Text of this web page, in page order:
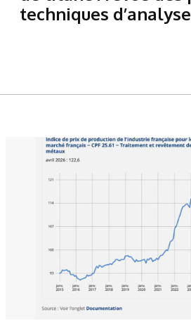
techniques d’analyse